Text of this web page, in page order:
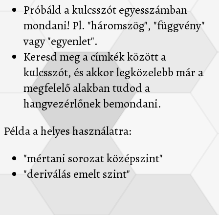
Próbáld a kulcsszót egyesszámban
mondani! Pl. "háromszög", "függvény"
vagy "egyenlet".
Keresd meg a címkék között a
kulcsszót, és akkor legközelebb már a
megfelelő alakban tudod a
hangvezérlőnek bemondani.
Példa a helyes használatra:
"mértani sorozat középszint"
"deriválás emelt szint"